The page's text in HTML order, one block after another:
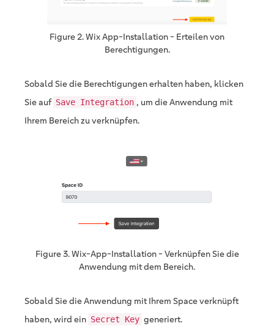
Figure 2. Wix App-Installation - Erteilen von
Berechtigungen.
Sobald Sie die Berechtigungen erhalten haben, klicken
Sie auf Save Integration , um die Anwendung mit
Ihrem Bereich zu verknüpfen.
Figure 3. Wix-App-Installation - Verknüpfen Sie die
Anwendung mit dem Bereich.
Sobald Sie die Anwendung mit Ihrem Space verknüpft
haben, wird ein Secret Key generiert.